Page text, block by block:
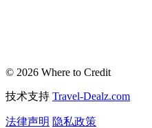
© 2026 Where to Credit
技术支持 Travel-Dealz.com
法律声明 隐私政策